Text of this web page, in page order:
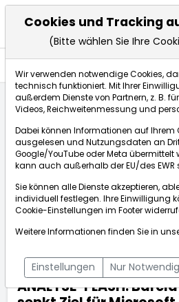
ANALYSE-FLASH: Barclays senkt
dpa-AFX Compact
ÜBERSICHT DPA-AFX PROFEED
NEWSBOT
ANALYSE-FLASH:
Cookies und Tracking
(Bitte wählen Sie Ihre
Wir verwenden notwendige Cookies,
technisch funktioniert. Mit Ihrer
außerdem Dienste von Partnern, z. B.
Videos, Reichweitenmessung und
Dabei können Informationen auf Ihrem
ausgelesen und Nutzungsdaten an
Google/YouTube oder Meta übermittelt
kann auch außerhalb der EU/des EWR
Sie können alle Dienste akzeptieren,
individuell festlegen. Ihre Einwilligung
Cookie-Einstellungen im Footer
Weitere Informationen finden Sie in
Einstellungen Nur